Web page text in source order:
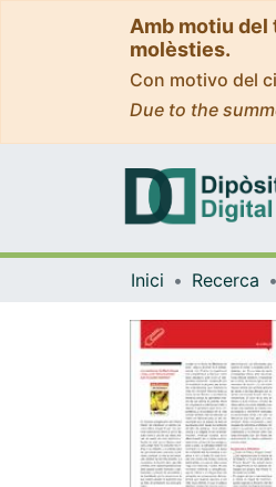
Amb motiu del
molèsties.
Con motivo del
Due to the
Inici Recerca